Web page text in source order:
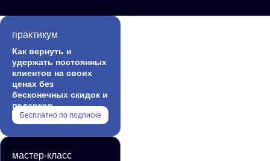
практикум
Как вернуть и
удержать постоянных
клиентов на своих
ценах без
бесконечных скидок и
подарков
Бесплатно по подписке
мастер-класс